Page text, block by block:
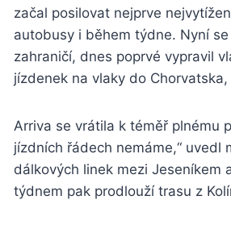
začal posilovat nejprve
autobusy i během týdne. Nyní
zahraničí, dnes poprvé vypravil
jízdenek na vlaky do
Arriva se vrátila k téměř plnému
jízdních řádech nemáme,“
dálkových linek mezi Jeseníkem
týdnem pak prodlouží trasu z